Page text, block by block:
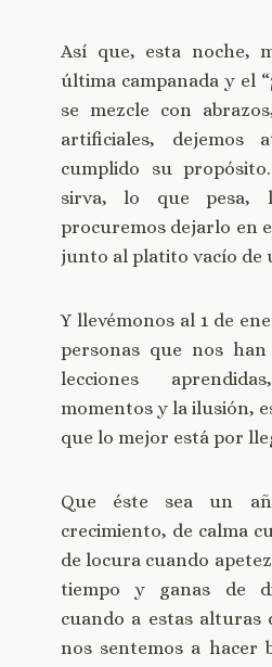
Así que, esta noche,
última campanada y el
se mezcle con
artificiales,
cumplido su
sirva, lo que pesa,
procuremos dejarlo en
junto al platito vacío de
Y llevémonos al 1 de
personas que nos han
lecciones
momentos y la ilusión,
que lo mejor está por
Que éste sea un
crecimiento, de calma
de locura cuando
tiempo y ganas de
cuando a estas alturas
nos sentemos a hacer